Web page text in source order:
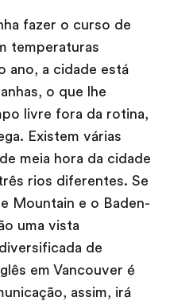
fazer o curso de
temperaturas
ano, a cidade está
o que lhe
livre fora da rotina,
Existem várias
meia hora da cidade
rios diferentes. Se
Mountain e o Baden-
uma vista
de
em Vancouver é
assim, irá